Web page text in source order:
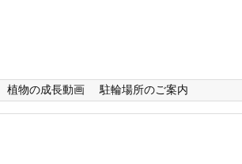
植物の成長動画 駐輪場所のご案内